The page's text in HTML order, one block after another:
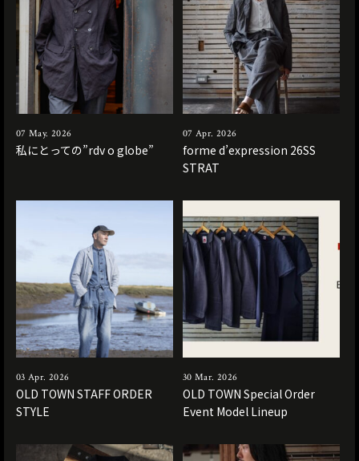
07 May. 2026
私にとっての”rdv o globe”
07 Apr. 2026
forme d’expression 26SS
STRAT
03 Apr. 2026
OLD TOWN STAFF ORDER
STYLE
30 Mar. 2026
OLD TOWN Special Order
Event Model Lineup